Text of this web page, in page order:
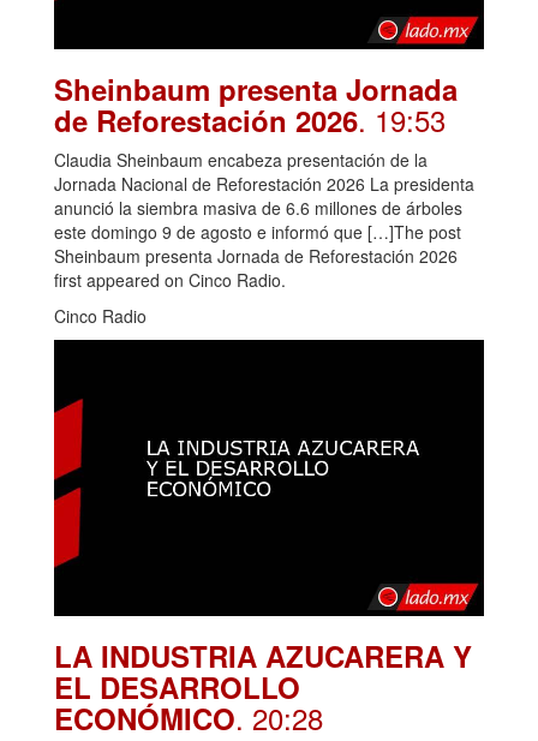
Sheinbaum presenta Jornada
de Reforestación 2026. 19:53
Claudia Sheinbaum encabeza presentación de la
Jornada Nacional de Reforestación 2026 La presidenta
anunció la siembra masiva de 6.6 millones de árboles
este domingo 9 de agosto e informó que […]The post
Sheinbaum presenta Jornada de Reforestación 2026
first appeared on Cinco Radio.
Cinco Radio
LA INDUSTRIA AZUCARERA Y
EL DESARROLLO
ECONÓMICO. 20:28